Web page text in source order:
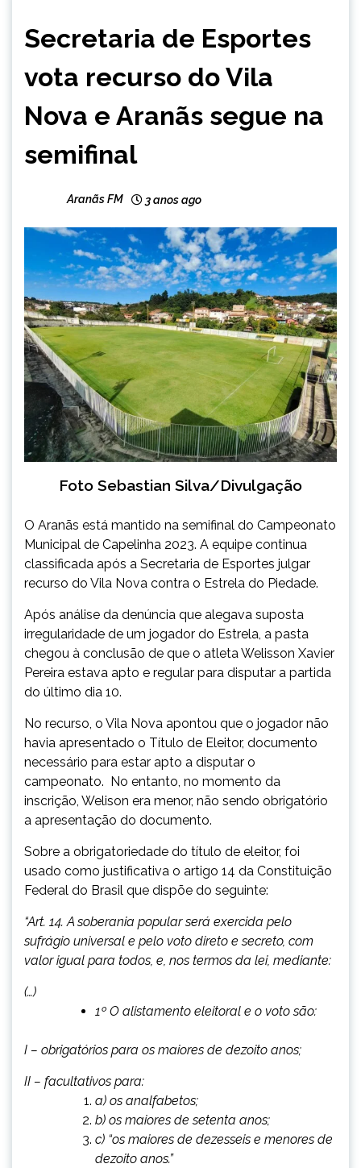
ESPORTES
Secretaria de Esportes
vota recurso do Vila
Nova e Aranãs segue na
semifinal
Aranãs FM 3 anos ago
Foto Sebastian Silva/Divulgação
O Aranãs está mantido na semifinal do Campeonato
Municipal de Capelinha 2023. A equipe continua
classificada após a Secretaria de Esportes julgar
recurso do Vila Nova contra o Estrela do Piedade.
Após análise da denúncia que alegava suposta
irregularidade de um jogador do Estrela, a pasta
chegou à conclusão de que o atleta Welisson Xavier
Pereira estava apto e regular para disputar a partida
do último dia 10.
No recurso, o Vila Nova apontou que o jogador não
havia apresentado o Título de Eleitor, documento
necessário para estar apto a disputar o
campeonato. No entanto, no momento da
inscrição, Welison era menor, não sendo obrigatório
a apresentação do documento.
Sobre a obrigatoriedade do título de eleitor, foi
usado como justificativa o artigo 14 da Constituição
Federal do Brasil que dispõe do seguinte:
“Art. 14. A soberania popular será exercida pelo
sufrágio universal e pelo voto direto e secreto, com
valor igual para todos, e, nos termos da lei, mediante:
(…)
1º O alistamento eleitoral e o voto são:
I – obrigatórios para os maiores de dezoito anos;
II – facultativos para:
a) os analfabetos;
b) os maiores de setenta anos;
c) “os maiores de dezesseis e menores de
dezoito anos.”